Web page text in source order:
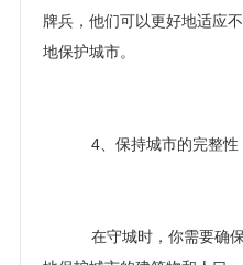
牌兵，他们可以更好地适应
地保护城市。
4、保持城市的完整性
在守城时，你需要确